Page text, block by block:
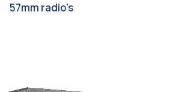
57mm radio's